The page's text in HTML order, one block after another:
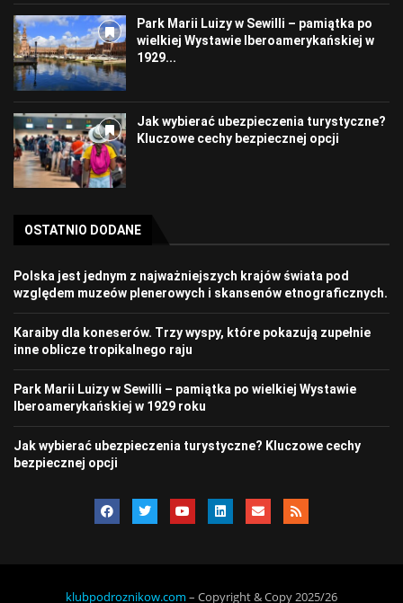
Park Marii Luizy w Sewilli – pamiątka po
wielkiej Wystawie Iberoamerykańskiej w
1929...
Jak wybierać ubezpieczenia turystyczne?
Kluczowe cechy bezpiecznej opcji
OSTATNIO DODANE
Polska jest jednym z najważniejszych krajów świata pod
względem muzeów plenerowych i skansenów etnograficznych.
Karaiby dla koneserów. Trzy wyspy, które pokazują zupełnie
inne oblicze tropikalnego raju
Park Marii Luizy w Sewilli – pamiątka po wielkiej Wystawie
Iberoamerykańskiej w 1929 roku
Jak wybierać ubezpieczenia turystyczne? Kluczowe cechy
bezpiecznej opcji
klubpodroznikow.com – Copyright & Copy 2025/26